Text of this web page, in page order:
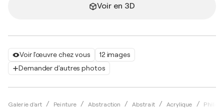
Voir l'œuvre chez vous
12 images
Demander d'autres photos
Galerie d'art Peinture Abstraction Abstrait Acrylique
Voir en 3D